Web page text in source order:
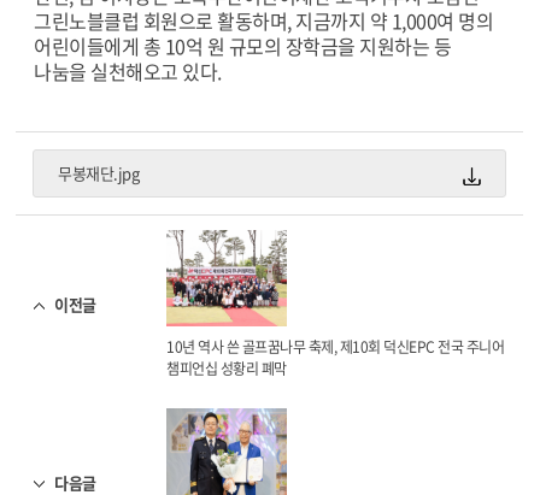
그린노블클럽 회원으로 활동하며, 지금까지 약 1,000여 명의
어린이들에게 총 10억 원 규모의 장학금을 지원하는 등
나눔을 실천해오고 있다.
무봉재단.jpg
이전글
10년 역사 쓴 골프꿈나무 축제, 제10회 덕신EPC 전국 주니어
챔피언십 성황리 폐막
다음글